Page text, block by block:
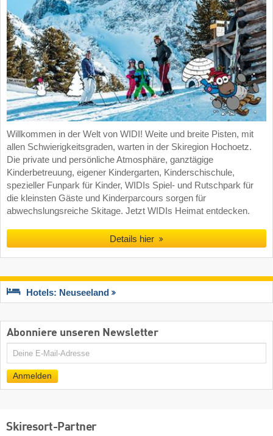
Willkommen in der Welt von WIDI! Weite und breite Pisten, mit
allen Schwierigkeitsgraden, warten in der Skiregion Hochoetz.
Die private und persönliche Atmosphäre, ganztägige
Kinderbetreuung, eigener Kindergarten, Kinderschischule,
spezieller Funpark für Kinder, WIDIs Spiel- und Rutschpark für
die kleinsten Gäste und Kinderparcours sorgen für
abwechslungsreiche Skitage. Jetzt WIDIs Heimat entdecken.
Details hier
Hotels: Neuseeland
Abonniere unseren Newsletter
E-
Anmelden
Skiresort-Partner